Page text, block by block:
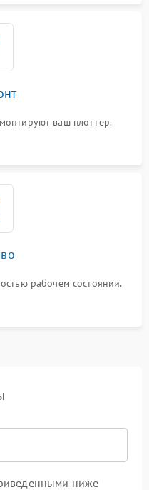
ваш плоттер.
рабочем состоянии.
ниже